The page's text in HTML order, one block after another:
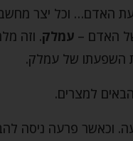
האדם… וכל יצר
האדם – עמלק. וזה
השפעתו של עמלק.
למצרים.
וכאשר פרעה ניסה